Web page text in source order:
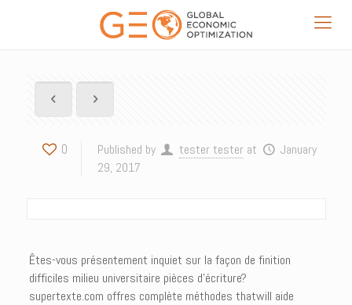
0 Published by tester tester at
January
29, 2017
Êtes-vous présentement inquiet sur la façon de finition
difficiles milieu universitaire pièces d’écriture?
supertexte.com offres complète méthodes thatwill aide